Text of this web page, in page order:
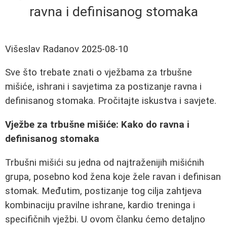
ravna i definisanog stomaka
Višeslav Radanov 2025-08-10
Sve što trebate znati o vježbama za trbušne
mišiće, ishrani i savjetima za postizanje ravna i
definisanog stomaka. Pročitajte iskustva i savjete.
Vježbe za trbušne mišiće: Kako do ravna i
definisanog stomaka
Trbušni mišići su jedna od najtraženijih mišićnih
grupa, posebno kod žena koje žele ravan i definisan
stomak. Međutim, postizanje tog cilja zahtjeva
kombinaciju pravilne ishrane, kardio treninga i
specifičnih vježbi. U ovom članku ćemo detaljno